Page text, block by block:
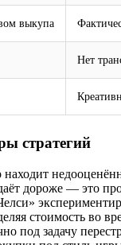
выкупа
Нет
стратегий
находит
дороже — это
стоимость во
под задачу